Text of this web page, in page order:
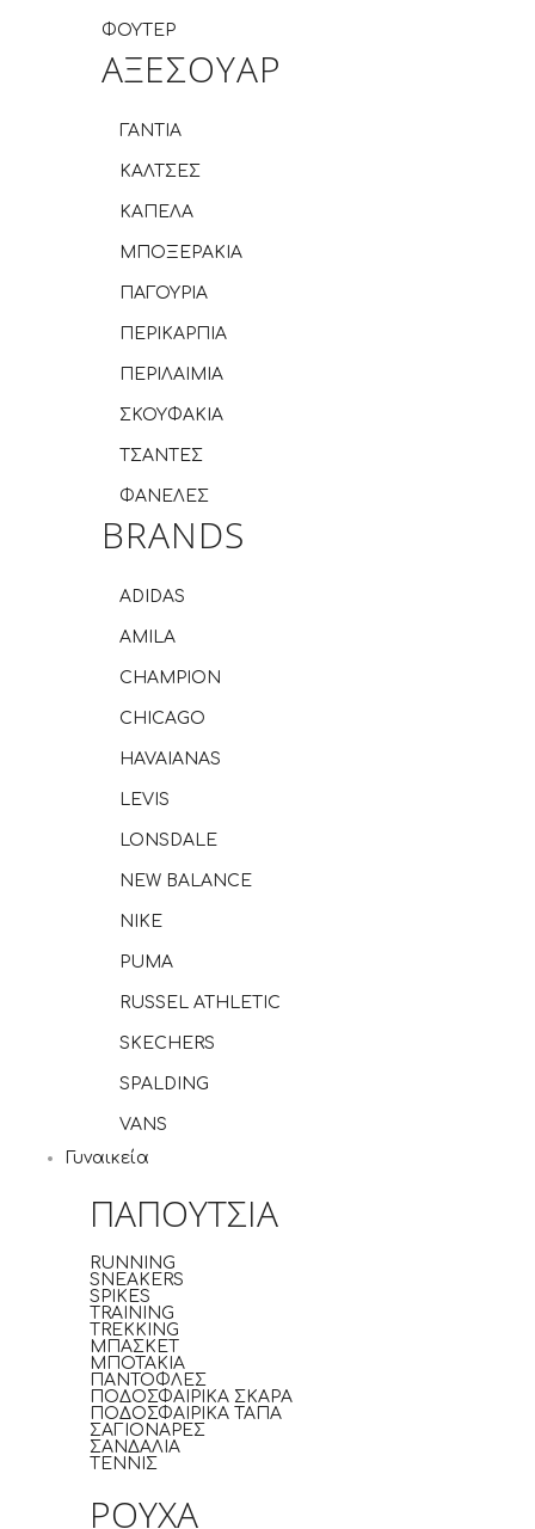
ΦΟΥΤΕΡ
ΑΞΕΣΟΥΑΡ
ΓΑΝΤΙΑ
ΚΑΛΤΣΕΣ
ΚΑΠΕΛΑ
ΜΠΟΞΕΡΑΚΙΑ
ΠΑΓΟΥΡΙΑ
ΠΕΡΙΚΑΡΠΙΑ
ΠΕΡΙΛΑΙΜΙΑ
ΣΚΟΥΦΑΚΙΑ
ΤΣΑΝΤΕΣ
ΦΑΝΕΛΕΣ
BRANDS
ADIDAS
AMILA
CHAMPION
CHICAGO
HAVAIANAS
LEVIS
LONSDALE
NEW BALANCE
NIKE
PUMA
RUSSEL ATHLETIC
SKECHERS
SPALDING
VANS
Γυναικεία
ΠΑΠΟΥΤΣΙΑ
RUNNING
SNEAKERS
SPIKES
TRAINING
TREKKING
ΜΠΑΣΚΕΤ
ΜΠΟΤΑΚΙΑ
ΠΑΝΤΟΦΛΕΣ
ΠΟΔΟΣΦΑΙΡΙΚΑ ΣΚΑΡΑ
ΠΟΔΟΣΦΑΙΡΙΚΑ ΤΑΠΑ
ΣΑΓΙΟΝΑΡΕΣ
ΣΑΝΔΑΛΙΑ
ΤΕΝΝΙΣ
ΡΟΥΧΑ